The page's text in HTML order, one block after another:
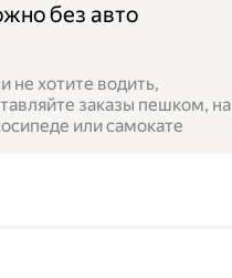
без авто
не хотите водить,
заказы пешком, на
или самокате